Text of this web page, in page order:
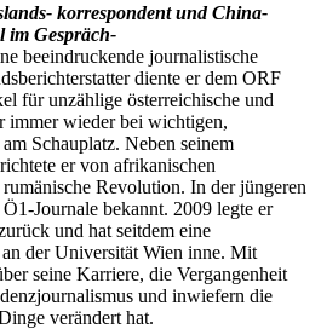
korrespondent und China-
im Gespräch-
beeindruckende journalistische
diente er dem ORF
für unzählige österreichische und
immer wieder bei wichtigen,
Schauplatz. Neben seinem
er von afrikanischen
Revolution. In der jüngeren
Journale bekannt. 2009 legte er
und hat seitdem eine
der Universität Wien inne. Mit
seine Karriere, die Vergangenheit
und inwiefern die
verändert hat.